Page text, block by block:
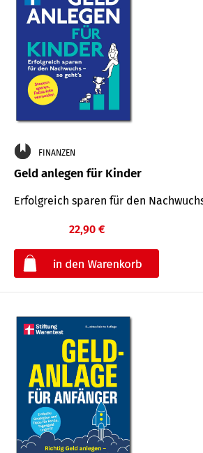
FINANZEN
Geld anlegen für Kinder
Erfolgreich sparen für den
22,90 €